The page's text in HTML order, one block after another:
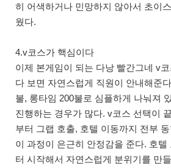
히 어색하거나 민망하지 않아서 초이
웠다.
4.v코스가 핵심이다
이제 본게임이 되는 다낭 빨간그네 v
다 보면 자연스럽게 직원이 안내해준
불, 롱타임 200불로 심플하게 나눠져
진행하는 경우가 많다. v코스 선택이
부터 그랩 호출, 호텔 이동까지 전부
이 과정이 은근히 안정감을 준다. 호텔
터 시작해서 자연스럽게 분위기를 만